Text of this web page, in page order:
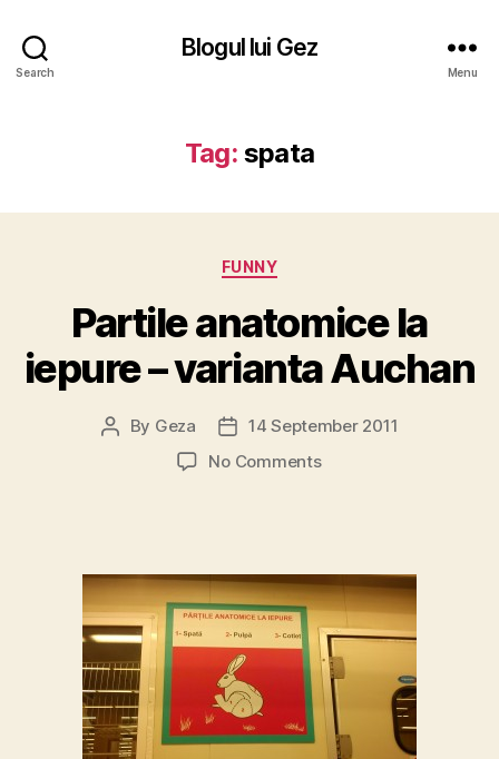
Search
Blogul lui Gez
Menu
Tag: spata
Categories
FUNNY
Partile anatomice la
iepure – varianta Auchan
Post
By Geza
Post
date
14 September 2011
No Commentson
–
varianta
Auchan